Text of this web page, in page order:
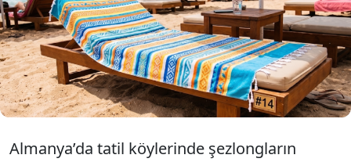
“rezerve” edilmesi nedeniyle yararlanamadığı
hizmetler için tur operatörüne açtığı davada
mahkeme, yetersiz organizasyon gerekçesiyle
tazminata hükmetti.
Almanya’da tatil köylerinde şezlongların